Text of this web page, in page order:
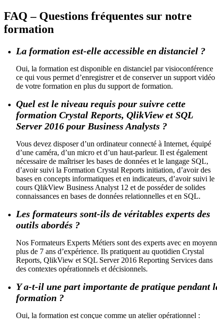
FAQ – Questions fréquentes sur notre
formation
La formation est-elle accessible en distanciel ?
Oui, la formation est disponible en distanciel par visioconférence
ce qui vous permet d’enregistrer et de conserver un support vidéo
de votre formation en plus du support de formation.
Quel est le niveau requis pour suivre cette
formation Crystal Reports, QlikView et SQL
Server 2016 pour Business Analysts ?
Vous devez disposer d’un ordinateur connecté à Internet, équipé
d’une caméra, d’un micro et d’un haut-parleur. Il est également
nécessaire de maîtriser les bases de données et le langage SQL,
d’avoir suivi la Formation Crystal Reports initiation, d’avoir des
bases en concepts informatiques et en indicateurs, d’avoir suivi le
cours QlikView Business Analyst 12 et de posséder de solides
connaissances en bases de données relationnelles et en SQL.
Les formateurs sont-ils de véritables experts des
outils abordés ?
Nos Formateurs Experts Métiers sont des experts avec en
plus de 7 ans d’expérience. Ils pratiquent au quotidien Crystal
Reports, QlikView et SQL Server 2016 Reporting Services dans
des contextes opérationnels et décisionnels.
Y a-t-il une part importante de pratique pendant
formation ?
Oui, la formation est conçue comme un atelier opérationnel :